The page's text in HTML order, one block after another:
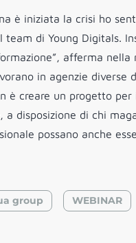
è iniziata la crisi ho
di Young Digitals.
afferma nella
in agenzie diverse
è creare un progetto
a disposizione di chi
possano anche
group WEBINAR